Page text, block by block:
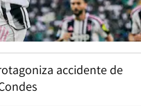
accidente de